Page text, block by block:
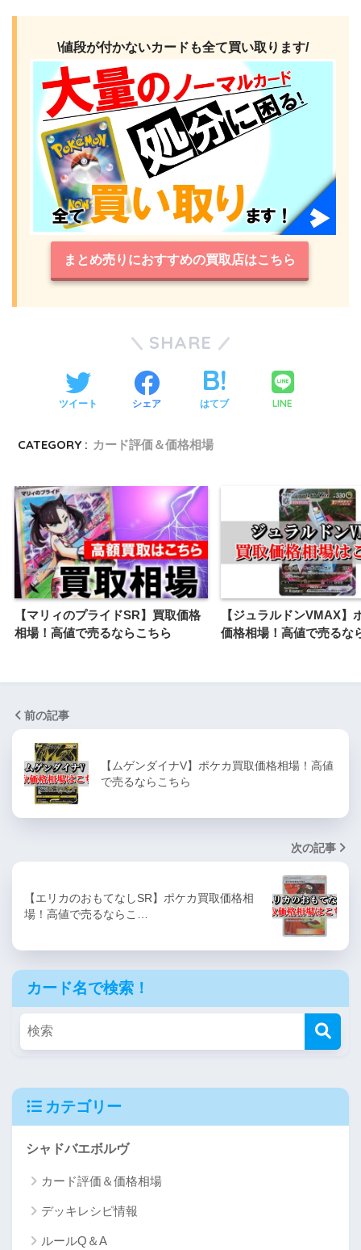
\値段が付かないカードも全て買い取ります/
まとめ売りにおすすめの買取店はこちら
SHARE
ツイート シェア はてブ LINE
CATEGORY : カード評価＆価格相場
【マリィのプライドSR】買取価格
相場！高値で売るならこちら
【ジュラルドンVMAX】
価格相場！高値で売るな
前の記事
【ムゲンダイナV】ポケカ買取価格相場！高値
で売るならこちら
次の記事
【エリカのおもてなしSR】ポケカ買取価格相
場！高値で売るならこ…
カード名で検索！
カテゴリー
シャドバエボルヴ
カード評価＆価格相場
デッキレシピ情報
ルールQ＆A